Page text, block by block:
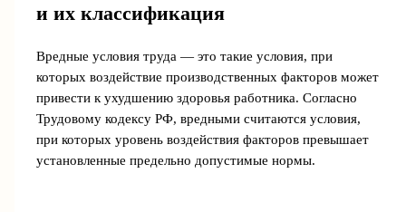
и их классификация
Вредные условия труда — это такие условия, при
которых воздействие производственных факторов может
привести к ухудшению здоровья работника. Согласно
Трудовому кодексу РФ, вредными считаются условия,
при которых уровень воздействия факторов превышает
установленные предельно допустимые нормы.